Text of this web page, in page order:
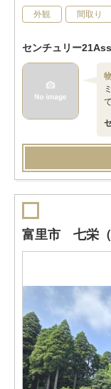
外観 間取り
センチュリー
富里市 七栄